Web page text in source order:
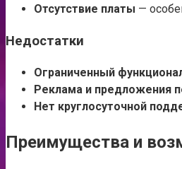
Отсутствие платы —
Недостатки
Ограниченный
Реклама и предложения
Нет круглосуточной
Преимущества и